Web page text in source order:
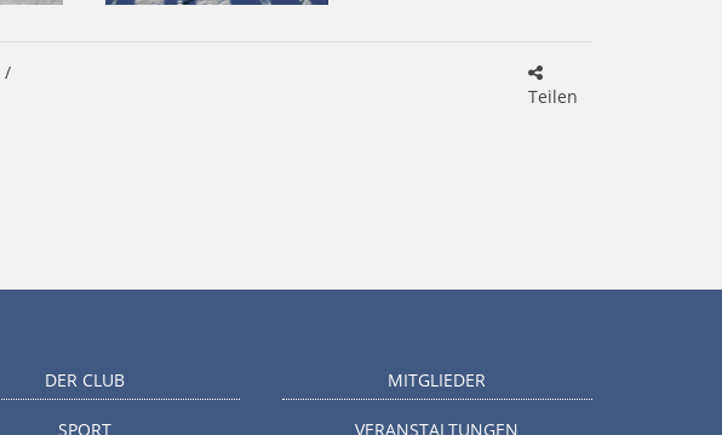
/
Teilen
DER CLUB
SPORT
MITGLIEDER
VERANSTALTUNGEN